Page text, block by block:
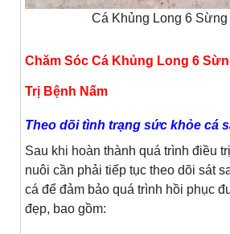
Cá Khủng Long 6 Sừng
Chăm Sóc Cá Khủng Long 6
Trị Bệnh Nấm
Theo dõi tình trạng sức khỏe cá
Sau khi hoàn thành quá trình điều
nuôi cần phải tiếp tục theo dõi sát
cá để đảm bảo quá trình hồi phục
đẹp, bao gồm: